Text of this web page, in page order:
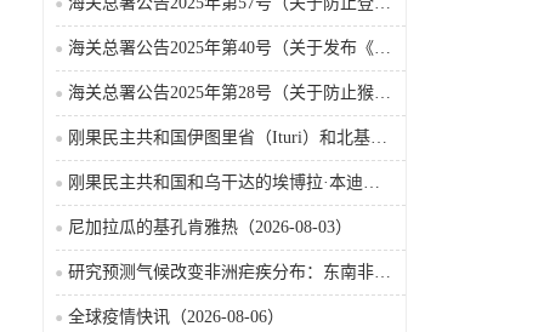
海关总署公告2025年第40号（关于发布《国境口岸传染病监测实施办法》的公告）
海关总署公告2025年第28号（关于防止猴痘疫情传入我国的公告）
刚果民主共和国伊图里省（Ituri）和北基伍省（Nord-Kivu）的埃博拉·本迪布乔病毒病（2026-08-04）
刚果民主共和国和乌干达的埃博拉·本迪布乔病毒病（2026-08-04）
尼加拉瓜的基孔肯雅热（2026-08-03）
研究预测气候改变非洲疟疾分布：东南非风险上升，部分西非地区风险下降
全球疫情快讯（2026-08-06）